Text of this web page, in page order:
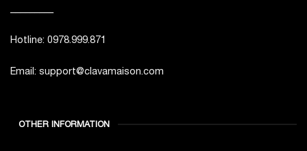
Hotline: 0978.999.871
Email: support@clavamaison.com
OTHER INFORMATION